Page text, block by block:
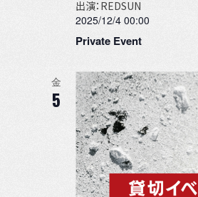
2025/12/4 00:00
Private Event
出演：REDSUN
金
5